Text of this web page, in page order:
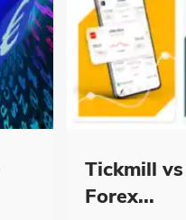
Tickmill
Forex...